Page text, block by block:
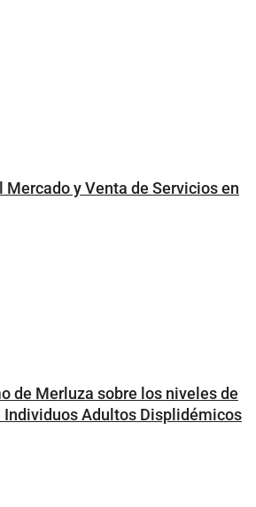
Mercado y Venta de Servicios en
de Merluza sobre los niveles de
Individuos Adultos Displidémicos